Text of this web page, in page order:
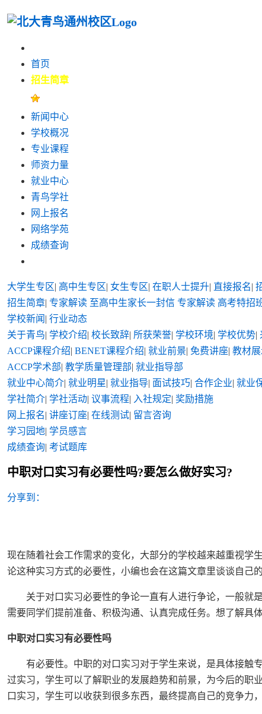
首页
招生简章
新闻中心
学校概况
专业课程
师资力量
就业中心
青鸟学社
网上报名
网络学苑
成绩查询
大学生专区| 高中生专区| 女生专区| 在职人士提升| 直接报名|
招生简章| 专家解读 至高中生家长一封信 专家解读 高考特招
学校新闻 | 行业动态
关于青鸟| 学校介绍| 校长致辞| 所获荣誉| 学校环境| 学校优势|
ACCP课程介绍| BENET课程介绍| 就业前景| 免费讲座| 教材
ACCP学术部| 教学质量管理部| 就业指导部
就业中心简介| 就业明星| 就业指导| 面试技巧| 合作企业| 就业
学社简介| 学社活动| 议事流程| 入社规定| 奖励措施
网上报名| 讲座订座| 在线测试| 留言咨询
学习园地| 学员感言
成绩查询| 考试题库
中职对口实习有必要性吗?要怎么做好实习?
分享到：
现在随着社会工作需求的变化，大部分的学校越来越重视学
论这种实习方式的必要性，小编也会在这篇文章里谈谈自己
关于对口实习必要性的争论一直有人进行争论，一般就是
需要同学们提前准备、积极沟通、认真完成任务。想了解具
中职对口实习有必要性吗
有必要性。中职的对口实习对于学生来说，是具体接触专
过实习，学生可以了解职业的发展趋势和前景，为今后的职
口实习，学生可以收获到很多东西，最终提高自己的竞争力